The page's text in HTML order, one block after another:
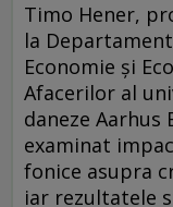
Timo Hener,
la
Economie și
Afacerilor al
daneze Aarhus
examinat
fonice asupra
iar rezultatele